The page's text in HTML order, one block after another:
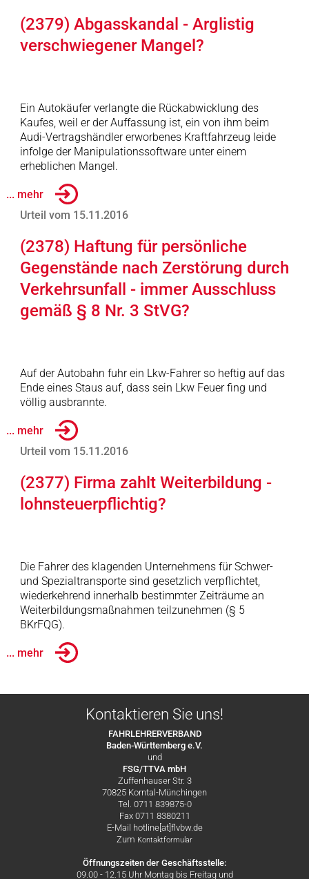
(2379) Abgasskandal - Arglistig
verschwiegener Mangel?
Ein Autokäufer verlangte die Rückabwicklung des
Kaufes, weil er der Auffassung ist, ein von ihm beim
Audi-Vertragshändler erworbenes Kraftfahrzeug leide
infolge der Manipulationssoftware unter einem
erheblichen Mangel.
... mehr
Urteil vom 15.11.2016
(2378) Haftung für persönliche
Gegenstände nach Zerstörung durch
Verkehrsunfall - immer Ausschluss
gemäß § 8 Nr. 3 StVG?
Auf der Autobahn fuhr ein Lkw-Fahrer so heftig auf das
Ende eines Staus auf, dass sein Lkw Feuer fing und
völlig ausbrannte.
... mehr
Urteil vom 15.11.2016
(2377) Firma zahlt Weiterbildung -
lohnsteuerpflichtig?
Die Fahrer des klagenden Unternehmens für Schwer-
und Spezialtransporte sind gesetzlich verpflichtet,
wiederkehrend innerhalb bestimmter Zeiträume an
Weiterbildungsmaßnahmen teilzunehmen (§ 5
BKrFQG).
... mehr
Kontaktieren Sie uns!
FAHRLEHRERVERBAND
Baden-Württemberg e.V.
und
FSG/TTVA mbH
Zuffenhauser Str. 3
70825 Korntal-Münchingen
Tel. 0711 839875-0
Fax 0711 8380211
E-Mail hotline[at]flvbw.de
Zum Kontaktformular
Öffnungszeiten der Geschäftsstelle:
09.00 - 12.15 Uhr Montag bis Freitag und